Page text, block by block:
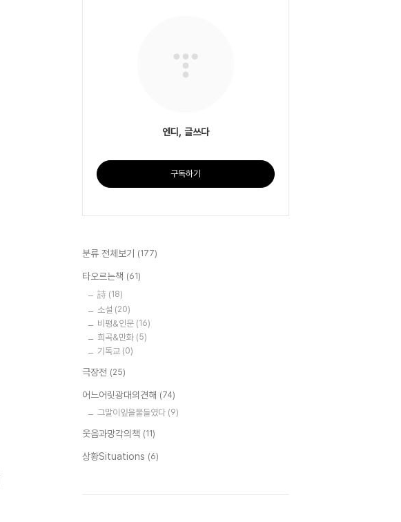
엔디, 글쓰다
구독하기
분류 전체보기 (177)
타오르는책 (61)
詩 (18)
소설 (20)
비평&인문 (16)
희곡&만화 (5)
기독교 (0)
극장전 (25)
어느어릿광대의견해 (74)
그말이잎을물들였다 (9)
웃음과망각의책 (11)
상황Situations (6)